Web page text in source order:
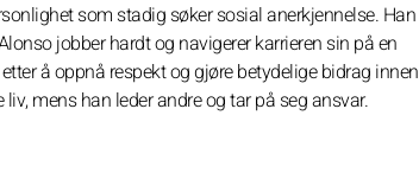
som stadig søker sosial anerkjennelse. Han
jobber hardt og navigerer karrieren sin på en
å oppnå respekt og gjøre betydelige bidrag innen
mens han leder andre og tar på seg ansvar.